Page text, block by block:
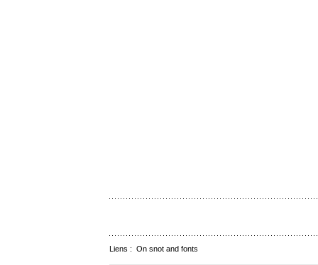
Liens : On snot and fonts